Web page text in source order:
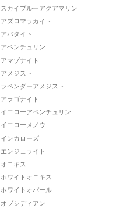
スカイブルーアクアマリン
アズロマラカイト
アパタイト
アベンチュリン
アマゾナイト
アメジスト
ラベンダーアメジスト
アラゴナイト
イエローアベンチュリン
イエローメノウ
インカローズ
エンジェライト
オニキス
ホワイトオニキス
ホワイトオパール
オブシディアン